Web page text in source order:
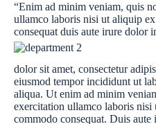
“Enim ad minim veniam, quis
ullamco laboris nisi ut aliquip
consequat duis aute irure dolor
dolor sit amet, consectetur
eiusmod tempor incididunt ut
aliqua. Ut enim ad minim
exercitation ullamco laboris nisi
commodo consequat. Duis aute